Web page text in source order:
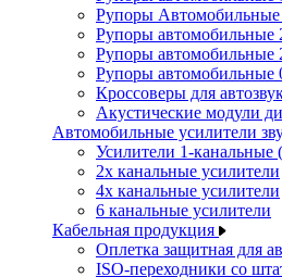
Рупоры
Рупоры автомобильные
Рупоры автомобильные
Рупоры автомобильные
Кроссоверы для
Акустические модули
Автомобильные усилители
Усилители 1-
2х канальные усилители
4х канальные усилители
6 канальные усилители
Кабельная продукция
Оплетка защитная для
ISO-переходники со